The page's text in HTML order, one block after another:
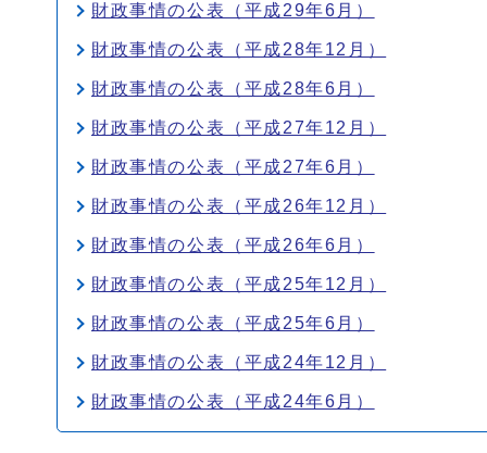
財政事情の公表（平成29年6月）
財政事情の公表（平成28年12月）
財政事情の公表（平成28年6月）
財政事情の公表（平成27年12月）
財政事情の公表（平成27年6月）
財政事情の公表（平成26年12月）
財政事情の公表（平成26年6月）
財政事情の公表（平成25年12月）
財政事情の公表（平成25年6月）
財政事情の公表（平成24年12月）
財政事情の公表（平成24年6月）